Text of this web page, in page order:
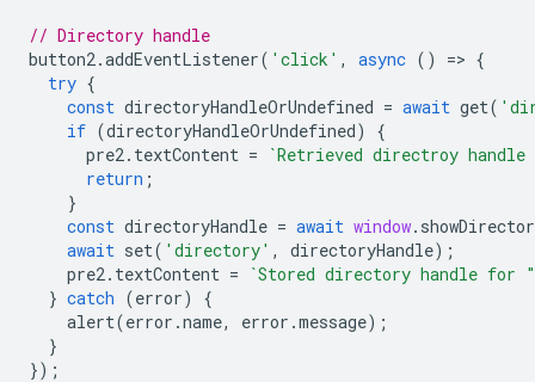
// Directory handle
button2.addEventListener( 'click' , async () => {
try {
const directoryHandleOrUndefined = await get(
if (directoryHandleOrUndefined)
{
pre2. textContent =
`Retrieved directroy
return ;
}
const directoryHandle = await window.
await set( 'directory' , directoryHandle);
pre2. textContent =
`Stored directory handle for "
} catch (error)
{
alert(error .name, error .message);
}
});